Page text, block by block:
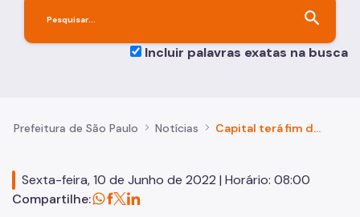
search
Incluir palavras exatas na busca
Prefeitura de São Paulo Notícias Capital terá fim de semana com imunização contra Covid-19, gripe e multivacinação infantil
Sexta-feira, 10 de Junho de 2022 | Horário: 08:00
Compartilhe: